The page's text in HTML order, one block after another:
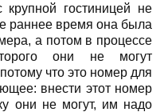
гостиницей не
раннее время она была
а потом в процессе
они не могут
что это номер для
внести этот номер
они не могут, им надо